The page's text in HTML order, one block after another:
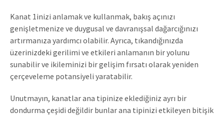
Kanat 1inizi anlamak ve kullanmak, bakış açınızı
genişletmenize ve duygusal ve davranışsal dağarcığınızı
artırmanıza yardımcı olabilir. Ayrıca, tıkandığınızda
üzerinizdeki gerilimi ve etkileri anlamanın bir yolunu
sunabilir ve ikileminizi bir gelişim fırsatı olarak yeniden
çerçeveleme potansiyeli yaratabilir.
Unutmayın, kanatlar ana tipinize eklediğiniz ayrı bir
dondurma çeşidi değildir bunlar ana tipinizi etkileyen bitişik